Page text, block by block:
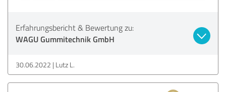
Erfahrungsbericht & Bewertung zu:
WAGU Gummitechnik GmbH
30.06.2022 Lutz L.